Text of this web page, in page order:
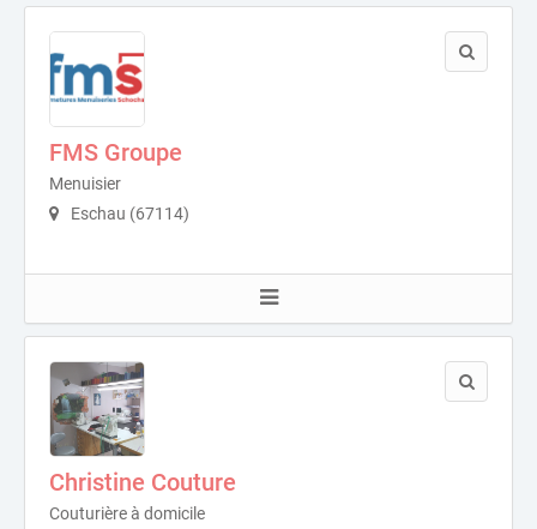
FMS Groupe
Menuisier
Eschau (67114)
Christine Couture
Couturière à domicile